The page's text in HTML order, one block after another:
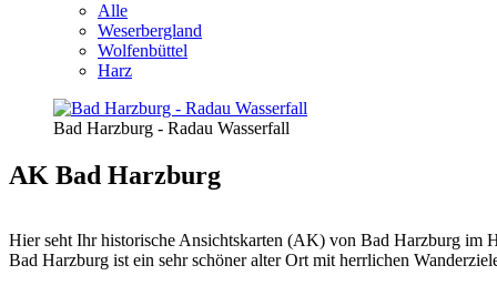
Alle
Weserbergland
Wolfenbüttel
Harz
Bad Harzburg - Radau Wasserfall
AK Bad Harzburg
Hier seht Ihr historische Ansichtskarten (AK) von Bad Harzburg im
Bad Harzburg ist ein sehr schöner alter Ort mit herrlichen